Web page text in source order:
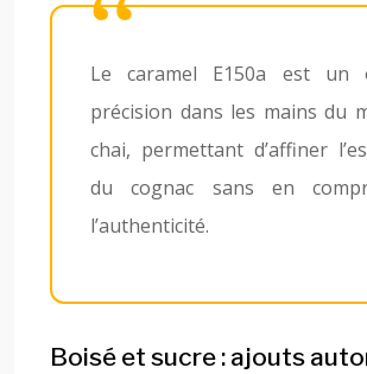
Le caramel E150a est un
précision dans les mains du
chai, permettant d’affiner
du cognac sans en
l’authenticité.
Boisé et sucre : ajouts